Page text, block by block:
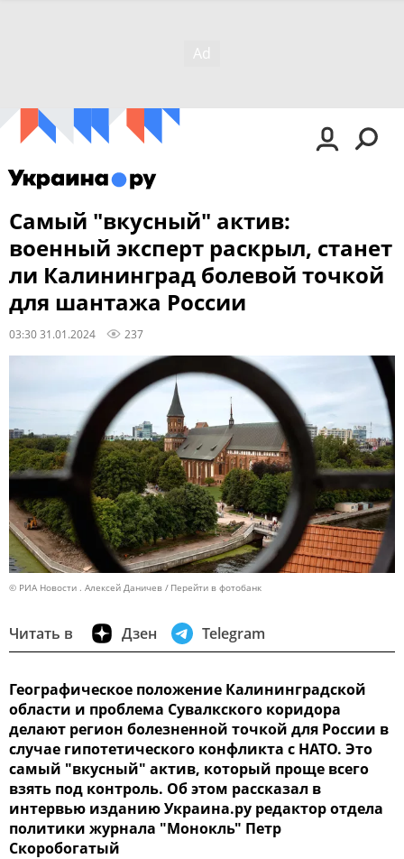
Самый "вкусный" актив:
военный эксперт раскрыл, станет
ли Калининград болевой точкой
для шантажа России
03:30 31.01.2024 237
© РИА Новости . Алексей Даничев Перейти в фотобанк
Читать в Дзен Telegram
Географическое положение Калининградской
области и проблема Сувалкского коридора
делают регион болезненной точкой для России в
случае гипотетического конфликта с НАТО. Это
самый "вкусный" актив, который проще всего
взять под контроль. Об этом рассказал в
интервью изданию Украина.ру редактор отдела
политики журнала "Монокль" Петр
Скоробогатый